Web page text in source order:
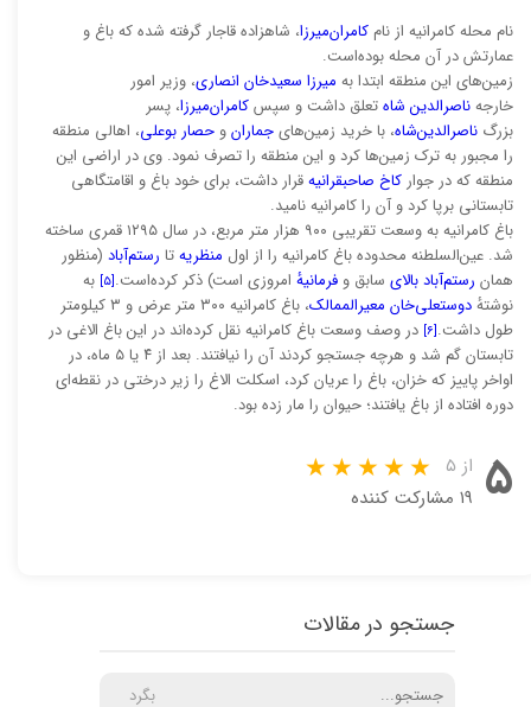
نام محله کامرانیه از نام کامران‌میرزا، شاهزاده قاجار گرفته شده که باغ و
عمارتش در آن محله بوده‌است.
زمین‌های این منطقه ابتدا به میرزا سعیدخان انصاری، وزیر امور
خارجهناصرالدین شاهتعلق داشت و سپسکامران‌میرزا، پسر
بزرگ ناصرالدین‌شاه، با خرید زمین‌هایجمارانو حصار بوعلی، اهالی منطقه
را مجبور به ترک زمین‌ها کرد و این منطقه را تصرف نمود. وی در اراضی این
منطقه که در جوار کاخ صاحبقرانیهقرار داشت، برای خود باغ و اقامتگاهی
تابستانی برپا کرد و آن را کامرانیه نامید.
باغ کامرانیه به وسعت تقریبی ۹۰۰ هزار متر مربع، در سال ۱۲۹۵ قمری ساخته
شد. عین‌السلطنه محدوده باغ کامرانیه را از اول منظریهتا رستم‌آباد (منظور
همان رستم‌آباد بالای سابق و فرمانیهٔ امروزی است) ذکر کرده‌است.[۵]
به
نوشتهٔدوستعلی‌خان معیرالممالک
، باغ کامرانیه ۳۰۰ متر عرض و ۳ کیلومتر
طول داشت.[۶]
در وصف وسعت باغ کامرانیه نقل کرده‌اند در این باغ الاغی در
تابستان گم شد و هرچه جستجو کردند آن را نیافتند. بعد از ۴ یا ۵ ماه، در
اواخر پاییز که خزان، باغ را عریان کرد، اسکلت الاغ را زیر درختی در نقطه‌ای
دوره افتاده از باغ یافتند؛ حیوان را مار زده بود.
۵ از ۵
۱۹ مشارکت کننده
جستجو در مقالات
بگرد